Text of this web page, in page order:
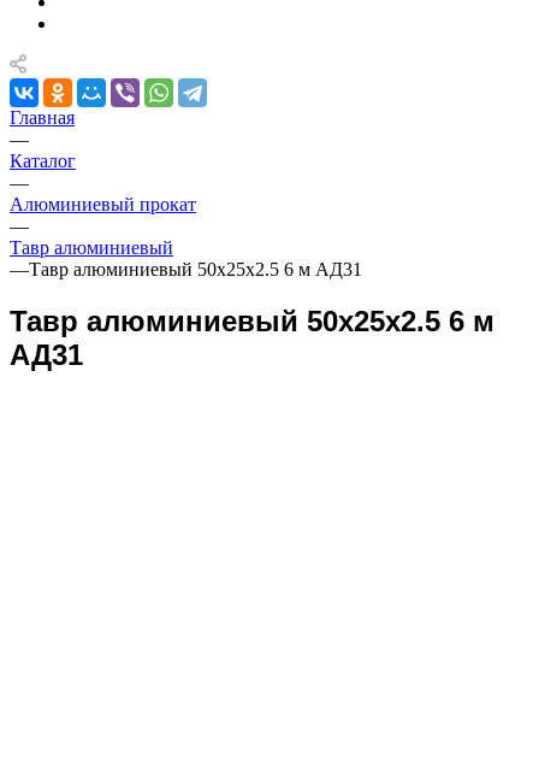
Главная
—
Каталог
—
Алюминиевый прокат
—
Тавр алюминиевый
—Тавр алюминиевый 50х25х2.5 6 м АД31
Тавр алюминиевый 50х25х2.5 6 м
АД31